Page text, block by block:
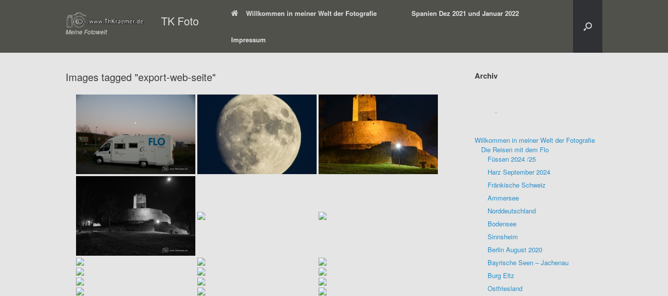
TK Foto
Meine Fotowelt
Willkommen in meiner Welt der Fotografie Spanien Dez 2021 und Januar 2022
Impressum
Images tagged "export-web-seite" Archiv
Willkommen in meiner Welt der Fotografie
Die Reisen mit dem Flo
Füssen 2024 /25
Harz September 2024
Fränkische Schweiz
Ammersee
Norddeutschland
Bodensee
Sinnsheim
Berlin August 2020
Bayrische Seen – Jachenau
Burg Eltz
Ostfriesland